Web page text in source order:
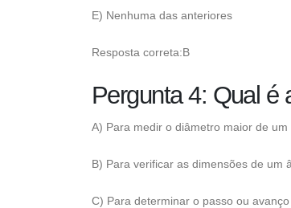
E) Nenhuma das anteriores
Resposta correta:B
Pergunta 4: Qual é
A) Para medir o diâmetro maior de um
B) Para verificar as dimensões de um
C) Para determinar o passo ou